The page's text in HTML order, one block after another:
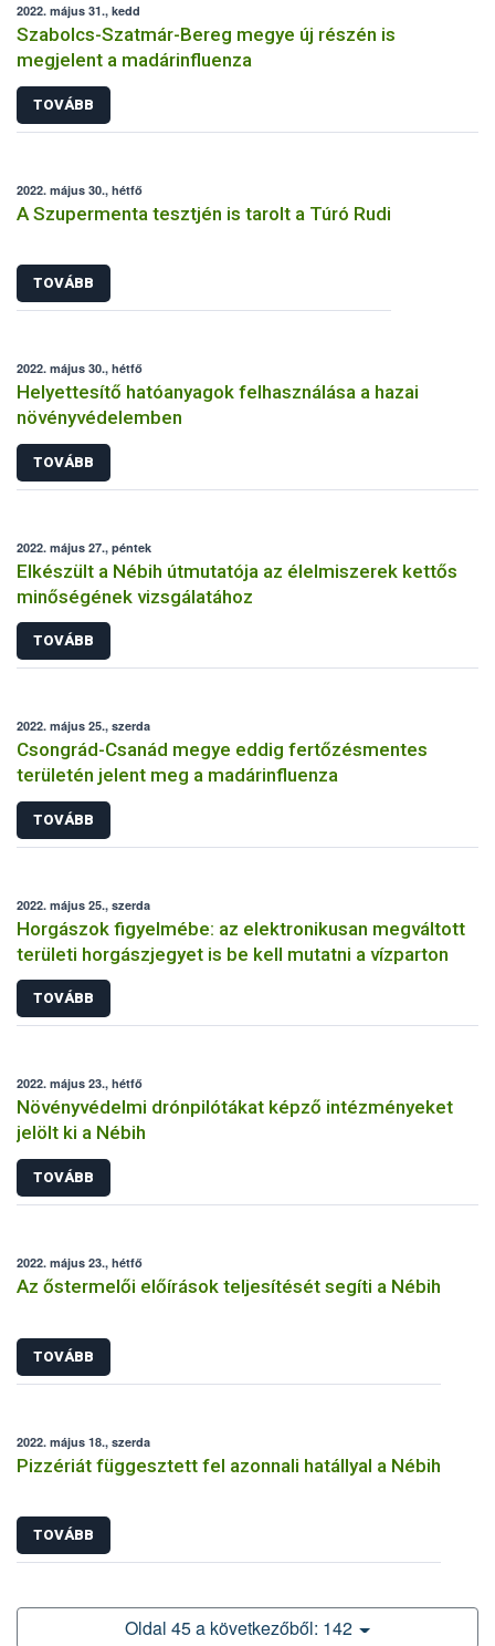
2022. május 31., kedd
Szabolcs-Szatmár-Bereg megye új részén is
megjelent a madárinfluenza
TOVÁBB
2022. május 30., hétfő
A Szupermenta tesztjén is tarolt a Túró Rudi
TOVÁBB
2022. május 30., hétfő
Helyettesítő hatóanyagok felhasználása a hazai
növényvédelemben
TOVÁBB
2022. május 27., péntek
Elkészült a Nébih útmutatója az élelmiszerek kettős
minőségének vizsgálatához
TOVÁBB
2022. május 25., szerda
Csongrád-Csanád megye eddig fertőzésmentes
területén jelent meg a madárinfluenza
TOVÁBB
2022. május 25., szerda
Horgászok figyelmébe: az elektronikusan megváltott
területi horgászjegyet is be kell mutatni a vízparton
TOVÁBB
2022. május 23., hétfő
Növényvédelmi drónpilótákat képző intézményeket
jelölt ki a Nébih
TOVÁBB
2022. május 23., hétfő
Az őstermelői előírások teljesítését segíti a Nébih
TOVÁBB
2022. május 18., szerda
Pizzériát függesztett fel azonnali hatállyal a Nébih
TOVÁBB
Oldal 45 a következőből: 142